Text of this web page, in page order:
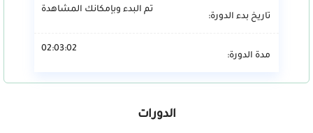
تاريخ بدء الدورة:
تم البدء وبإمكانك المشاهدة
مدة الدورة:
02:03:02
الدورات